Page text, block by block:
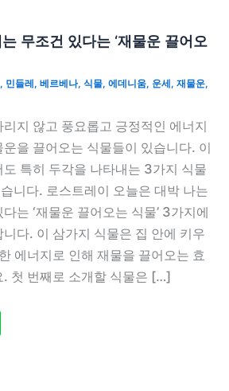
무조건 있다는 ‘재물운 끌어오
, 민들레, 베르베나, 식물, 에데니움, 운세, 재물운,
지 않고 풍요롭고 긍정적인 에너지
을 끌어오는 식물들이 있습니다. 이
도 특히 두각을 나타내는 3가지 식물
니다. 로스트레이 오늘은 대박 나는
는 ‘재물운 끌어오는 식물’ 3가지에
다. 이 삼가지 식물은 집 안에 키우
에너지로 인해 재물을 끌어오는 효
. 첫 번째로 소개할 식물은 […]